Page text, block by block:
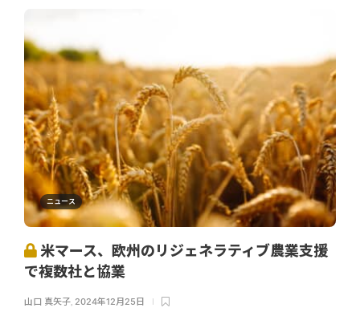
ニュース
米マース、欧州のリジェネラティブ農業支援
で複数社と協業
山口 真矢子, 2024年12月25日